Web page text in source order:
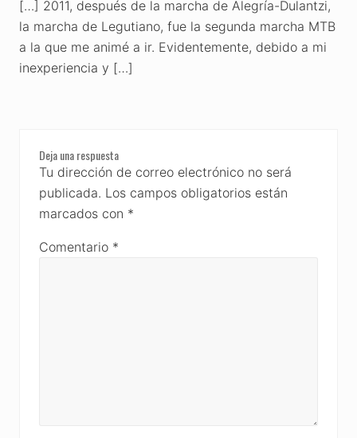
[…] 2011, después de la marcha de Alegría-Dulantzi,
la marcha de Legutiano, fue la segunda marcha MTB
a la que me animé a ir. Evidentemente, debido a mi
inexperiencia y […]
Deja una respuesta
Tu dirección de correo electrónico no será
publicada. Los campos obligatorios están
marcados con *
Comentario *